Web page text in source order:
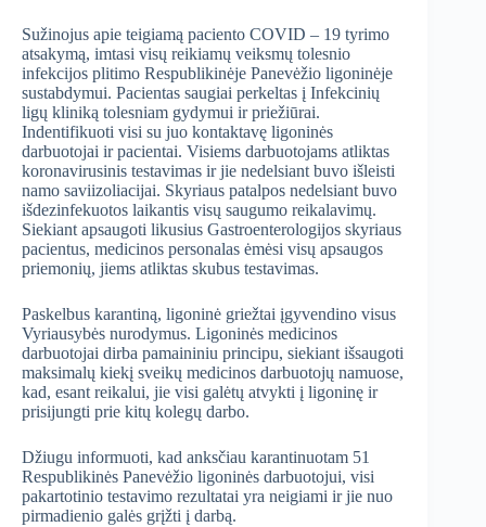
Sužinojus apie teigiamą paciento COVID – 19 tyrimo
atsakymą, imtasi visų reikiamų veiksmų tolesnio
infekcijos plitimo Respublikinėje Panevėžio ligoninėje
sustabdymui. Pacientas saugiai perkeltas į Infekcinių
ligų kliniką tolesniam gydymui ir priežiūrai.
Indentifikuoti visi su juo kontaktavę ligoninės
darbuotojai ir pacientai. Visiems darbuotojams atliktas
koronavirusinis testavimas ir jie nedelsiant buvo išleisti
namo saviizoliacijai. Skyriaus patalpos nedelsiant buvo
išdezinfekuotos laikantis visų saugumo reikalavimų.
Siekiant apsaugoti likusius Gastroenterologijos skyriaus
pacientus, medicinos personalas ėmėsi visų apsaugos
priemonių, jiems atliktas skubus testavimas.
Paskelbus karantiną, ligoninė griežtai įgyvendino visus
Vyriausybės nurodymus. Ligoninės medicinos
darbuotojai dirba pamaininiu principu, siekiant išsaugoti
maksimalų kiekį sveikų medicinos darbuotojų namuose,
kad, esant reikalui, jie visi galėtų atvykti į ligoninę ir
prisijungti prie kitų kolegų darbo.
Džiugu informuoti, kad anksčiau karantinuotam 51
Respublikinės Panevėžio ligoninės darbuotojui, visi
pakartotinio testavimo rezultatai yra neigiami ir jie nuo
pirmadienio galės grįžti į darbą.